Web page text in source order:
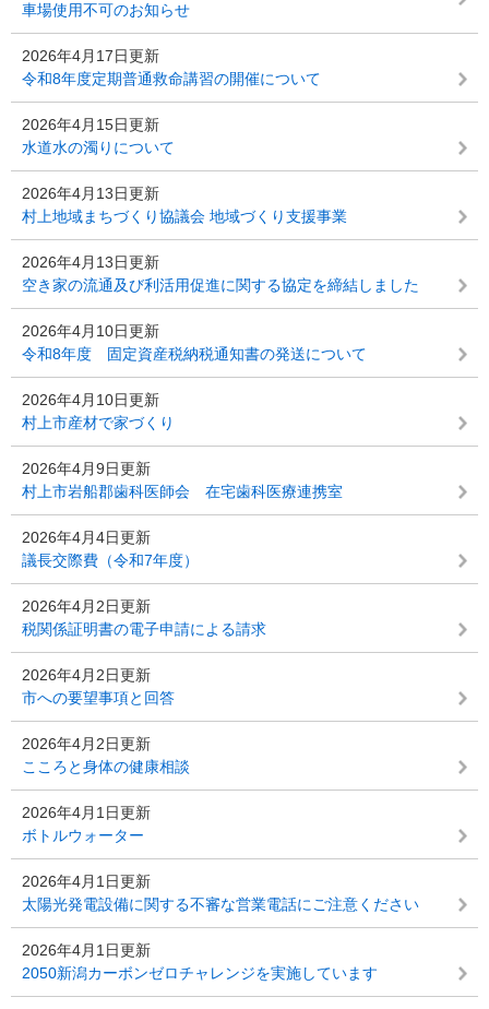
車場使用不可のお知らせ
2026年4月17日更新
令和8年度定期普通救命講習の開催について
2026年4月15日更新
水道水の濁りについて
2026年4月13日更新
村上地域まちづくり協議会 地域づくり支援事業
2026年4月13日更新
空き家の流通及び利活用促進に関する協定を締結しました
2026年4月10日更新
令和8年度 固定資産税納税通知書の発送について
2026年4月10日更新
村上市産材で家づくり
2026年4月9日更新
村上市岩船郡歯科医師会 在宅歯科医療連携室
2026年4月4日更新
議長交際費（令和7年度）
2026年4月2日更新
税関係証明書の電子申請による請求
2026年4月2日更新
市への要望事項と回答
2026年4月2日更新
こころと身体の健康相談
2026年4月1日更新
ボトルウォーター
2026年4月1日更新
太陽光発電設備に関する不審な営業電話にご注意ください
2026年4月1日更新
2050新潟カーボンゼロチャレンジを実施しています